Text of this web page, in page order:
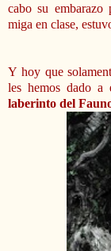
cabo su embarazo
miga en clase,
Y hoy que
les hemos dado a
laberinto del